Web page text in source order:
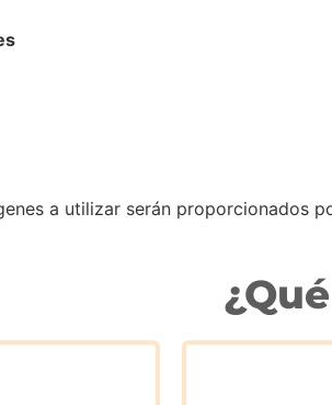
a utilizar serán proporcionados